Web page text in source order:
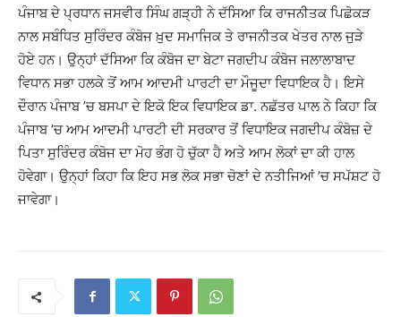
ਪੰਜਾਬ ਦੇ ਪ੍ਰਧਾਨ ਜਸਵੀਰ ਸਿੰਘ ਗੜ੍ਹੀ ਨੇ ਦੱਸਿਆ ਕਿ ਰਾਜਨੀਤਕ ਪਿਛੋਕੜ
ਨਾਲ ਸਬੰਧਿਤ ਸੁਰਿੰਦਰ ਕੰਬੋਜ ਖ਼ੁਦ ਸਮਾਜਿਕ ਤੇ ਰਾਜਨੀਤਕ ਖੇਤਰ ਨਾਲ ਜੁੜੇ
ਹੋਏ ਹਨ। ਉਨ੍ਹਾਂ ਦੱਸਿਆ ਕਿ ਕੰਬੋਜ ਦਾ ਬੇਟਾ ਜਗਦੀਪ ਕੰਬੋਜ ਜਲਾਲਾਬਾਦ
ਵਿਧਾਨ ਸਭਾ ਹਲਕੇ ਤੋਂ ਆਮ ਆਦਮੀ ਪਾਰਟੀ ਦਾ ਮੌਜੂਦਾ ਵਿਧਾਇਕ ਹੈ। ਇਸੇ
ਦੌਰਾਨ ਪੰਜਾਬ ’ਚ ਬਸਪਾ ਦੇ ਇਕੋ ਇਕ ਵਿਧਾਇਕ ਡਾ. ਨਛੱਤਰ ਪਾਲ ਨੇ ਕਿਹਾ ਕਿ
ਪੰਜਾਬ ’ਚ ਆਮ ਆਦਮੀ ਪਾਰਟੀ ਦੀ ਸਰਕਾਰ ਤੋਂ ਵਿਧਾਇਕ ਜਗਦੀਪ ਕੰਬੋਜ਼ ਦੇ
ਪਿਤਾ ਸੁਰਿੰਦਰ ਕੰਬੋਜ ਦਾ ਮੋਹ ਭੰਗ ਹੋ ਚੁੱਕਾ ਹੈ ਅਤੇ ਆਮ ਲੋਕਾਂ ਦਾ ਕੀ ਹਾਲ
ਹੋਵੇਗਾ। ਉਨ੍ਹਾਂ ਕਿਹਾ ਕਿ ਇਹ ਸਭ ਲੋਕ ਸਭਾ ਚੋਣਾਂ ਦੇ ਨਤੀਜਿਆਂ ’ਚ ਸਪੱਸ਼ਟ ਹੋ
ਜਾਵੇਗਾ।